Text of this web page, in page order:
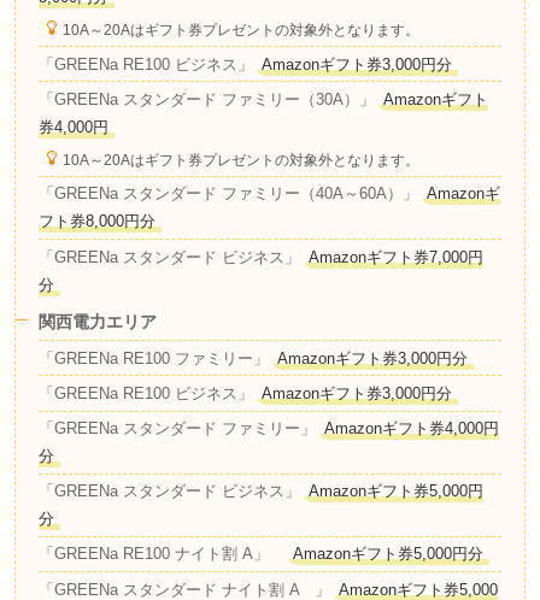
10A～20Aはギフト券プレゼントの対象外となります。
「GREENa RE100 ビジネス」
Amazonギフト券3,000円分
「GREENa スタンダード ファミリー（30A）」
Amazonギフト
券4,000円
10A～20Aはギフト券プレゼントの対象外となります。
「GREENa スタンダード ファミリー（40A～60A）」
Amazonギ
フト券8,000円分
「GREENa スタンダード ビジネス」
Amazonギフト券7,000円
分
関西電力エリア
「GREENa RE100 ファミリー」
Amazonギフト券3,000円分
「GREENa RE100 ビジネス」
Amazonギフト券3,000円分
「GREENa スタンダード ファミリー」
Amazonギフト券4,000円
分
「GREENa スタンダード ビジネス」
Amazonギフト券5,000円
分
「GREENa RE100 ナイト割 A」
Amazonギフト券5,000円分
「GREENa スタンダード ナイト割 A 」
Amazonギフト券5,000